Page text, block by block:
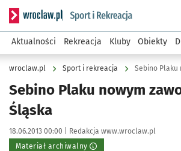
Serwis informacyjny wroclaw.pl
Aktualności Rekreacja Kluby Obiekty
wroclaw.pl Sport i rekreacja Sebino Plaku
Sebino Plaku nowym
Śląska
Data publikacji:
18.06.2013 00:00 | Autor:
Redakcja www.wroclaw.pl
Materiał archiwalny